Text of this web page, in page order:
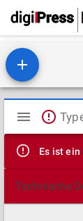
Viewer
Es ist
Technische